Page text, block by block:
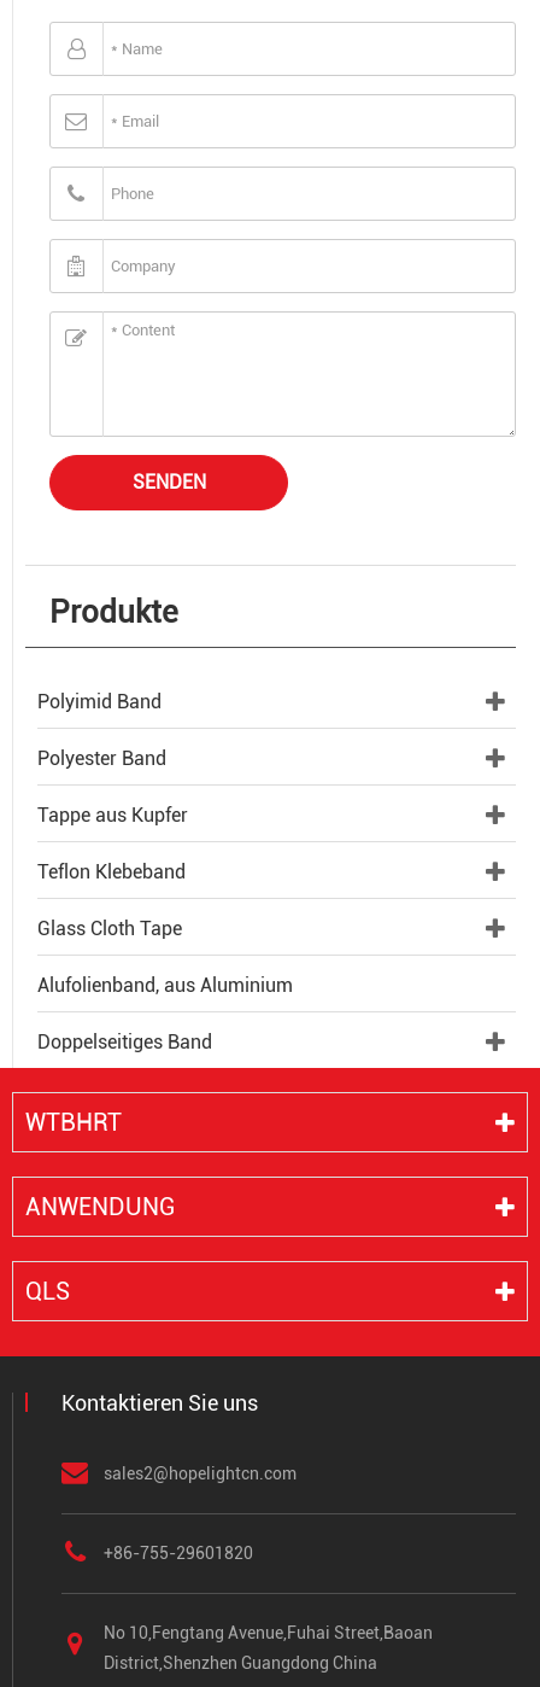
SENDEN
Produkte
Polyimid Band
Polyester Band
Tappe aus Kupfer
Teflon Klebeband
Glass Cloth Tape
Alufolienband, aus Aluminium
Doppelseitiges Band
WTBHRT
ANWENDUNG
QLS
Kontaktieren Sie uns
sales2@hopelightcn.com
+86-755-29601820
No 10,Fengtang Avenue,Fuhai Street,Baoan
District,Shenzhen Guangdong China